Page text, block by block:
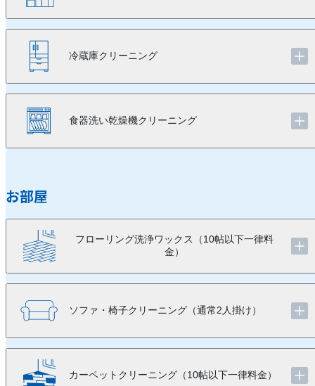
冷蔵庫クリーニング
食器洗い乾燥機クリーニング
お部屋
フローリング洗浄ワックス（10帖以下一律料
金）
ソファ・椅子クリーニング（通常2人掛け）
カーペットクリーニング（10帖以下一律料金）